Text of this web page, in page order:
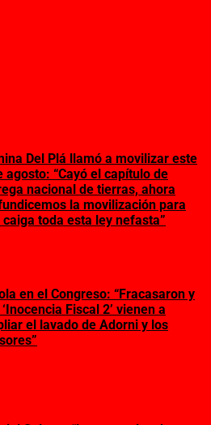
Del Plá llamó a movilizar este
agosto: “Cayó el capítulo de
nacional de tierras, ahora
la movilización para
caiga toda esta ley nefasta”
en el Congreso: “Fracasaron y
Fiscal 2’ vienen a
el lavado de Adorni y los